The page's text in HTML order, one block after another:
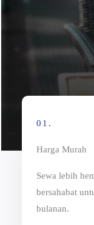
01.
Harga Murah
Sewa lebih
bersahabat
bulanan.